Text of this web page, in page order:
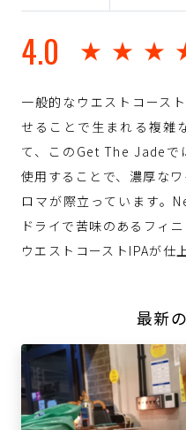
4.0
一般的なウエストコース
せることで生まれる複雑
て、このGet The Jade
使用することで、濃厚な
ロマが際立っています。
ドライで苦味のあるフィ
ウエストコーストIPAが仕
最新